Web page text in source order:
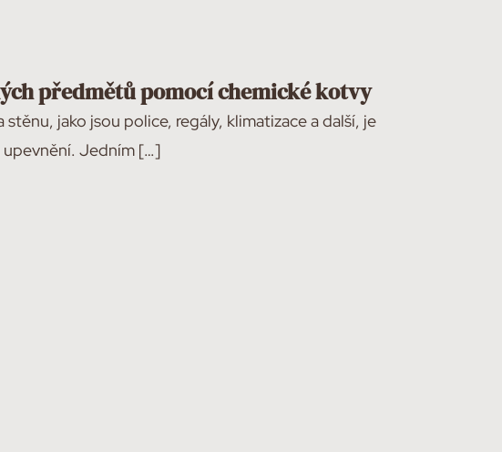
předmětů pomocí chemické kotvy
jako jsou police, regály, klimatizace a další, je
Jedním […]